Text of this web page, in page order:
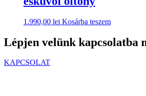
1.990,00 lei Kosárba teszem
Lépjen velünk kapcsolatba
KAPCSOLAT